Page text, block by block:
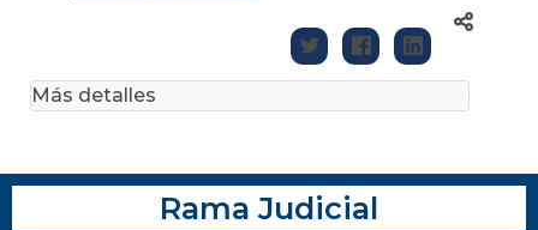
Más detalles
Rama Judicial